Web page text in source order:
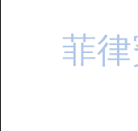
菲